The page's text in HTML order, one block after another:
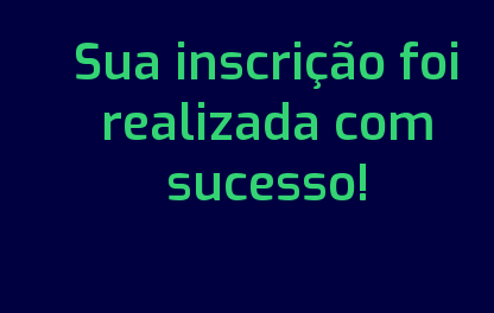
Sua inscrição foi
realizada com
sucesso!